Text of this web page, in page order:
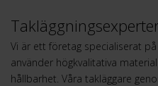
Vi är ett företag specialiserat
använder högkvalitativa
hållbarhet. Våra takläggare